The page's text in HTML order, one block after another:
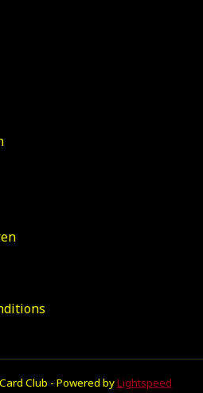
Club - Powered byLightspeed